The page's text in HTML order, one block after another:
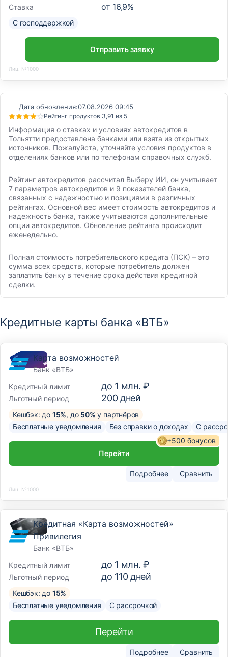
Ставка от 16,9%
С господдержкой
Отправить заявку
Лиц. №1000
Дата обновления:07.08.2026 09:45
Рейтинг продуктов 3,91 из 5
Информация о ставках и условиях автокредитов в
Тольятти предоставлена банками или взята из открытых
источников. Пожалуйста, уточняйте условия продуктов в
отделениях банков или по телефонам справочных служб.
Рейтинг автокредитов рассчитал Выберу ИИ, он учитывает
7 параметров автокредитов и 9 показателей банка,
связанных с надежностью и позициями в различных
рейтингах. Основной вес имеет стоимость автокредитов и
надежность банка, также учитываются дополнительные
опции автокредитов. Обновление рейтинга происходит
еженедельно.
Полная стоимость потребительского кредита (ПСК) – это
сумма всех средств, которые потребитель должен
заплатить банку в течение срока действия кредитной
сделки.
Кредитные карты банка «ВТБ»
Карта возможностей
Банк «ВТБ»
Кредитный лимит
до 1 млн. ₽
Льготный период 200дней
Кешбэк: до 15%, до 50% у партнёров
Бесплатные уведомления
Без справки о доходах С
Подробнее Сравнить
+500 бонусов
Перейти
Лиц. №1000
Кредитная «Карта возможностей»
Привилегия
Банк «ВТБ»
Кредитный лимит
до 1 млн. ₽
Льготный период до 110дней
Кешбэк: до 15%
Бесплатные уведомления
С рассрочкой
Подробнее Сравнить
Перейти